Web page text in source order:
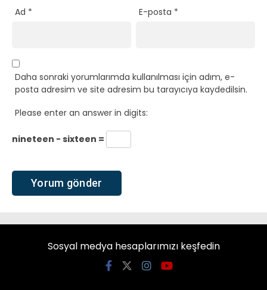
Ad * E-posta *
Daha sonraki yorumlarımda kullanılması için adım, e-
posta adresim ve site adresim bu tarayıcıya kaydedilsin.
Please enter an answer in digits:
nineteen − sixteen =
Sosyal medya hesaplarımızı keşfedin